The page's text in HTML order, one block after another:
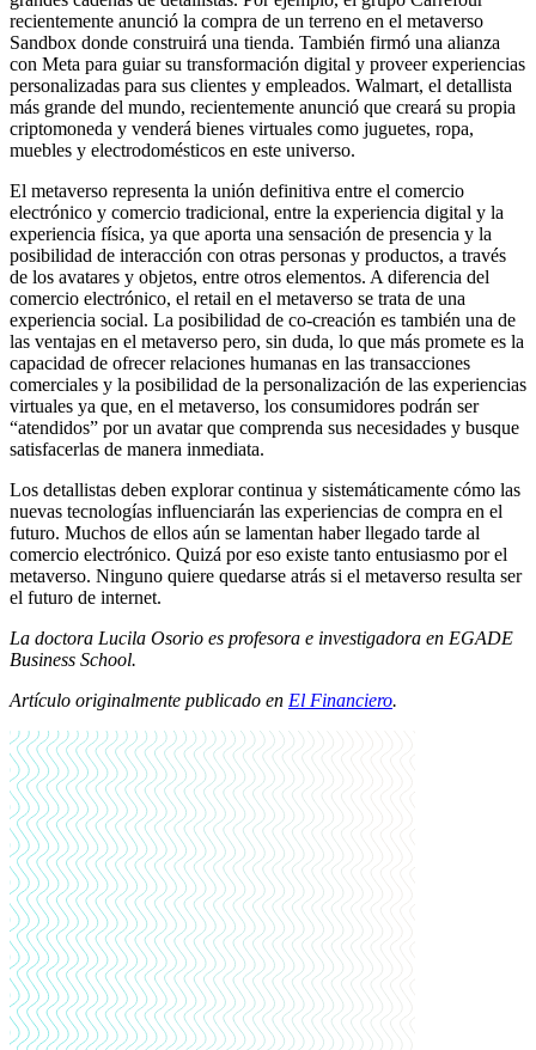
recientemente anunció la compra de un terreno en el metaverso
Sandbox donde construirá una tienda. También firmó una alianza
con Meta para guiar su transformación digital y proveer experiencias
personalizadas para sus clientes y empleados. Walmart, el detallista
más grande del mundo, recientemente anunció que creará su propia
criptomoneda y venderá bienes virtuales como juguetes, ropa,
muebles y electrodomésticos en este universo.
El metaverso representa la unión definitiva entre el comercio
electrónico y comercio tradicional, entre la experiencia digital y la
experiencia física, ya que aporta una sensación de presencia y la
posibilidad de interacción con otras personas y productos, a través
de los avatares y objetos, entre otros elementos. A diferencia del
comercio electrónico, el retail en el metaverso se trata de una
experiencia social. La posibilidad de co-creación es también una de
las ventajas en el metaverso pero, sin duda, lo que más promete es la
capacidad de ofrecer relaciones humanas en las transacciones
comerciales y la posibilidad de la personalización de las experiencias
virtuales ya que, en el metaverso, los consumidores podrán ser
“atendidos” por un avatar que comprenda sus necesidades y busque
satisfacerlas de manera inmediata.
Los detallistas deben explorar continua y sistemáticamente cómo las
nuevas tecnologías influenciarán las experiencias de compra en el
futuro. Muchos de ellos aún se lamentan haber llegado tarde al
comercio electrónico. Quizá por eso existe tanto entusiasmo por el
metaverso. Ninguno quiere quedarse atrás si el metaverso resulta ser
el futuro de internet.
La doctora Lucila Osorio es profesora e investigadora en EGADE
Business School.
Artículo originalmente publicado en El Financiero.